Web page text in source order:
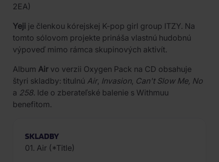
2EA)
Yeji je členkou kórejskej K-pop girl group ITZY. Na
tomto sólovom projekte prináša vlastnú hudobnú
výpoveď mimo rámca skupinových aktivít.
Album Air vo verzii Oxygen Pack na CD obsahuje
štyri skladby: titulnú Air, Invasion, Can't Slow Me, No
a 258. Ide o zberateľské balenie s Withmuu
benefitom.
SKLADBY
01. Air (*Title)